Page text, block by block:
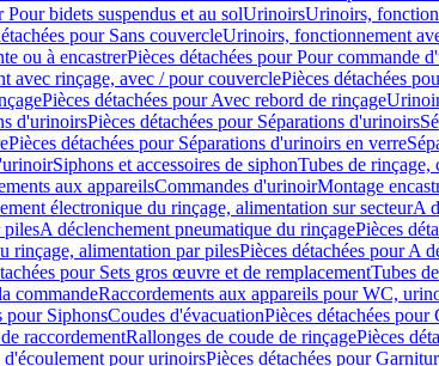
Pour bidets suspendus et au solUrinoirsUrinoirs,
pour Sans couvercleUrinoirs, fonctionnement
ou à encastrerPièces détachées pour Pour commande
avec rinçage, avec / pour couverclePièces détachées
Pièces détachées pour Avec rebord de rinçage
d'urinoirsPièces détachées pour Séparations d'urinoirs
Pièces détachées pour Séparations d'urinoirs en verre
Siphons et accessoires de siphonTubes de rinçage,
aux appareilsCommandes d'urinoirMontage
électronique du rinçage, alimentation sur secteurA
pilesA déclenchement pneumatique du rinçagePièces
rinçage, alimentation par pilesPièces détachées pour A
pour Sets gros œuvre et de remplacementTubes
commandeRaccordements aux appareils pour WC,
pour SiphonsCoudes d'évacuationPièces détachées pour
raccordementRallonges de coude de rinçagePièces
d'écoulement pour urinoirsPièces détachées pour